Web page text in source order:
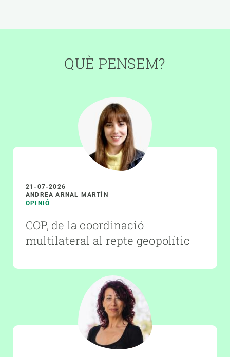
QUÈ PENSEM?
21-07-2026
ANDREA ARNAL MARTÍN
OPINIÓ
COP, de la coordinació
multilateral al repte geopolític